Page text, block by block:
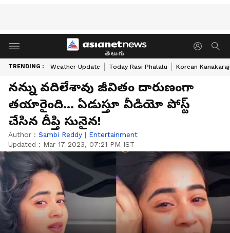
తెలుగు
TRENDING : Weather Update Today Rasi Phalalu Korean
నన్ను వదిలేశావు జీవితం దారుణంగా
తయారైంది... ఏడుస్తూ వీడియో పోస్ట్
చేసిన దీప్తి సునైన!
Author : Sambi Reddy | Entertainment
Updated : Mar 17 2023, 07:21 PM IST